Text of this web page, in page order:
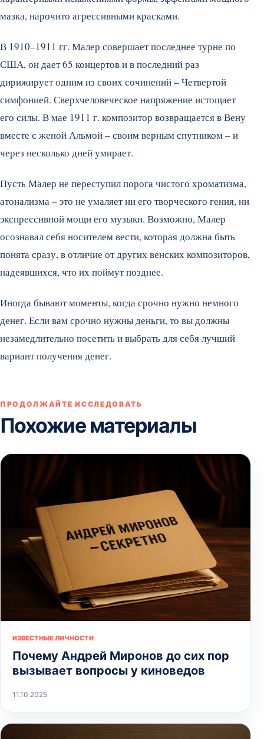
мазка, нарочито агрессивными красками.
В 1910–1911 гг. Малер совершает последнее турне по
США, он дает 65 концертов и в последний раз
дирижирует одним из своих сочинений – Четвертой
симфонией. Сверхчеловеческое напряжение истощает
его силы. В мае 1911 г. композитор возвращается в Вену
вместе с женой Альмой – своим верным спутником – и
через несколько дней умирает.
Пусть Малер не переступил порога чистого хроматизма,
атонализма – это не умаляет ни его творческого гения, ни
экспрессивной мощи его музыки. Возможно, Малер
осознавал себя носителем вести, которая должна быть
понята сразу, в отличие от других венских композиторов,
надеявшихся, что их поймут позднее.
Иногда бывают моменты, когда срочно нужно немного
денег. Если вам срочно нужны деньги, то вы должны
незамедлительно посетить и выбрать для себя лучший
вариант получения денег.
ПРОДОЛЖАЙТЕ ИССЛЕДОВАТЬ
Похожие материалы
ИЗВЕСТНЫЕ ЛИЧНОСТИ
Почему Андрей Миронов до сих пор
вызывает вопросы у киноведов
11.10.2025